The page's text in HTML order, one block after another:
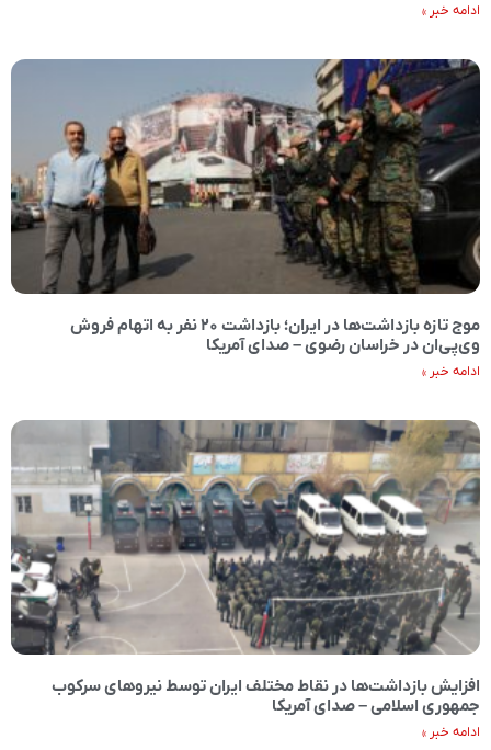
ادامه خبر »
موج تازه بازداشت‌ها در ایران؛ بازداشت ۲۰ نفر به اتهام فروش
وی‌پی‌ان در خراسان رضوی – صدای آمریکا
ادامه خبر »
افزایش بازداشت‌ها در نقاط مختلف ایران توسط نیروهای سرکوب
جمهوری اسلامی – صدای آمریکا
ادامه خبر »